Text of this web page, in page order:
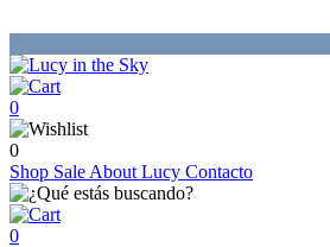
0
0
Shop Sale About Lucy Contacto
0